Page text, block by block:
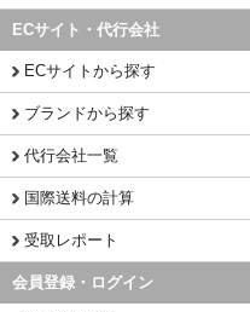
ECサイト・代行会社
ECサイトから探す
ブランドから探す
代行会社一覧
国際送料の計算
受取レポート
会員登録・ログイン